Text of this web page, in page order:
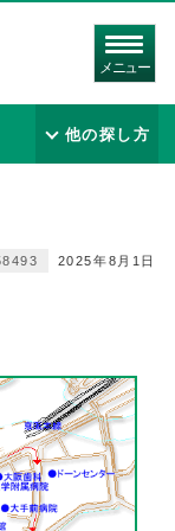
メニュー
他の探し方
2025年8月1日